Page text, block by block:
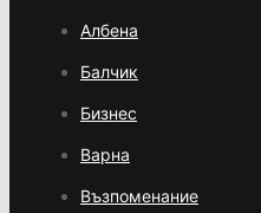
Албена
Балчик
Бизнес
Варна
Възпоменание